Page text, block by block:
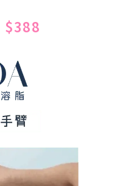
$388